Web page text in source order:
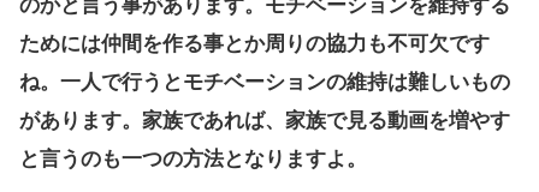
のかと言う事があります。モチベーションを維持する
ためには仲間を作る事とか周りの協力も不可欠です
ね。一人で行うとモチベーションの維持は難しいもの
があります。家族であれば、家族で見る動画を増やす
と言うのも一つの方法となりますよ。